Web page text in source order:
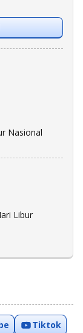
Nasional
Libur
Tiktok